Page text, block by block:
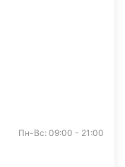
Пн-Вс: 09:00 - 21:00